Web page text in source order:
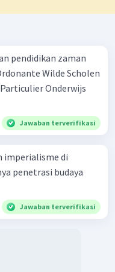
pendidikan zaman
Jawaban terverifikasi
imperialisme di
penetrasi budaya
Jawaban terverifikasi